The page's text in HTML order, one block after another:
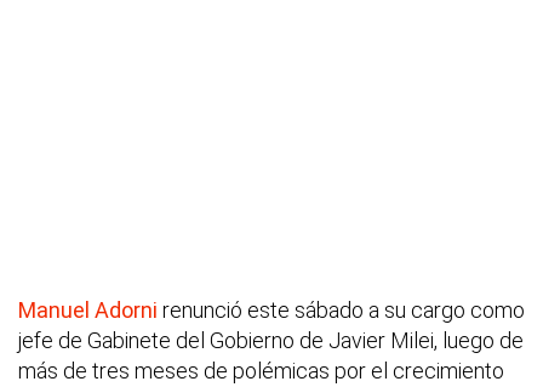
Manuel Adorni renunció este sábado a su cargo como
jefe de Gabinete del Gobierno de Javier Milei, luego de
más de tres meses de polémicas por el crecimiento